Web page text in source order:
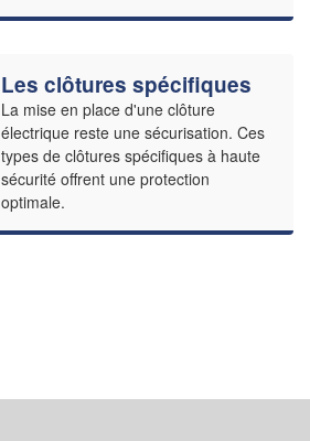
Les clôtures spécifiques
La mise en place d'une clôture
électrique reste une sécurisation. Ces
types de clôtures spécifiques à haute
sécurité offrent une protection
optimale.